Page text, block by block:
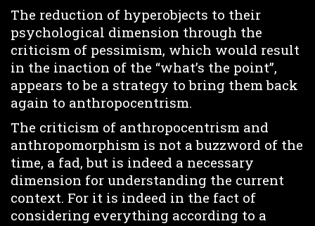
The reduction of hyperobjects to their
psychological dimension through the
criticism of pessimism, which would result
in the inaction of the “what’s the point”,
appears to be a strategy to bring them back
again to anthropocentrism.
The criticism of anthropocentrism and
anthropomorphism is not a buzzword of the
time, a fad, but is indeed a necessary
dimension for understanding the current
context. For it is indeed in the fact of
considering everything according to a